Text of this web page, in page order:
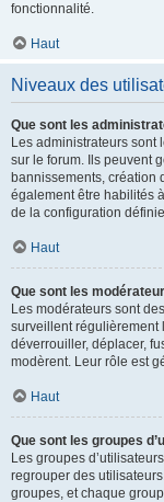
fonctionnalité.
Haut
Niveaux des
Que sont les
Les administrateurs sont
sur le forum. Ils peuvent
bannissements, création
également être habilités
de la configuration
Haut
Que sont les
Les modérateurs sont
surveillent régulièrement
déverrouiller, déplacer,
modèrent. Leur rôle est
Haut
Que sont les groupes
Les groupes
regrouper des
groupes, et chaque